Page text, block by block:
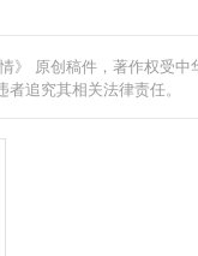
》 原创稿件，著作权受
追究其相关法律责任。